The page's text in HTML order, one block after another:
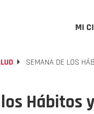
MI
SEMANA DE LOS
Hábitos